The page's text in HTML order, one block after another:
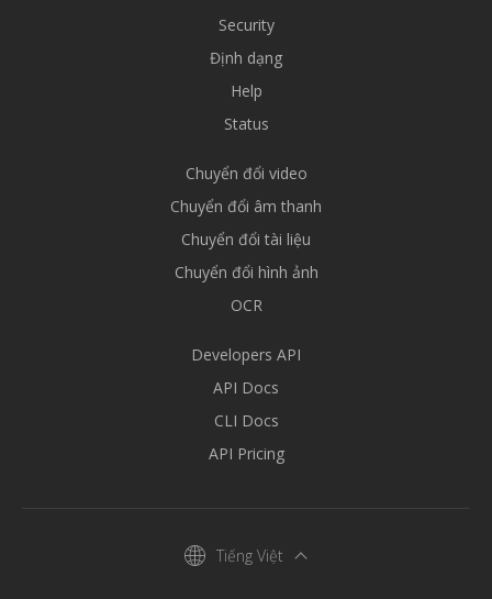
Security
Định dạng
Help
Status
Chuyển đổi video
Chuyển đổi âm thanh
Chuyển đổi tài liệu
Chuyển đổi hình ảnh
OCR
Developers API
API Docs
CLI Docs
API Pricing
Tiếng Việt